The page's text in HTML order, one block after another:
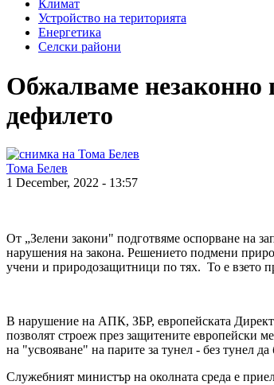
Климат
Устройство на територията
Енергетика
Селски райони
Обжалваме незаконно
дефилето
Тома Белев
1 December, 2022 - 13:57
От „Зелени закони" подготвяме оспорване на
нарушения на закона. Решението подмени
учени и природозащитници по тях. То е взето
В нарушение на АПК, ЗБР, европейската
позволят строеж през защитените европейски
на "усвояване" на парите за тунел - без тунел
Служебният министър на околната среда е